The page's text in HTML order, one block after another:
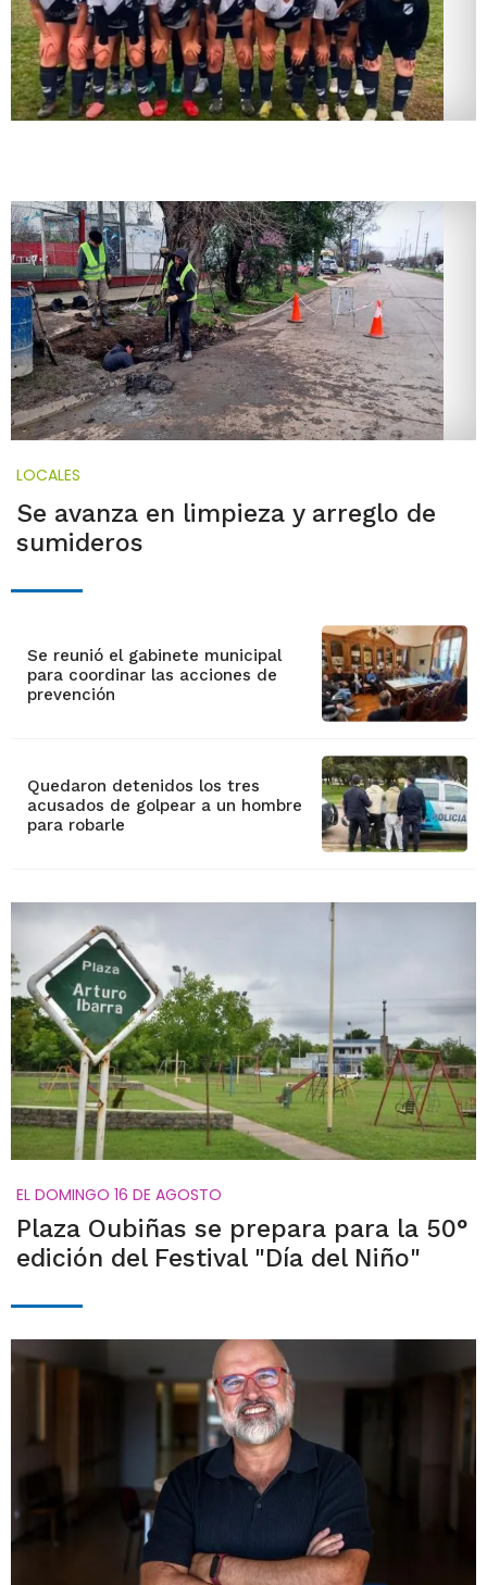
LOCALES
Se avanza en limpieza y arreglo de
sumideros
Se reunió el gabinete municipal
para coordinar las acciones de
prevención
Quedaron detenidos los tres
acusados de golpear a un hombre
para robarle
EL DOMINGO 16 DE AGOSTO
Plaza Oubiñas se prepara para la 50°
edición del Festival "Día del Niño"